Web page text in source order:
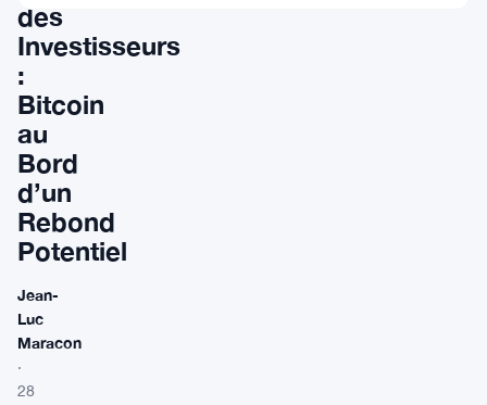
des
Investisseurs
:
Bitcoin
au
Bord
d’un
Rebond
Potentiel
Jean-
Luc
Maracon
·
28